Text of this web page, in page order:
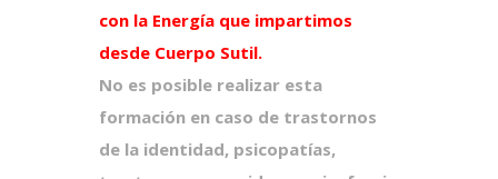
con la Energía que impartimos
desde Cuerpo Sutil.
No es posible realizar esta
formación en caso de trastornos
de la identidad, psicopatías,